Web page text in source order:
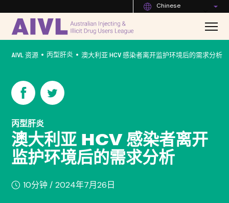
Chinese
AIVL 资源 • 丙型肝炎 • 澳大利亚 HCV 感染者离开监护环境后的需求分析
丙型肝炎
澳大利亚 HCV 感染者离开
监护环境后的需求分析
10分钟 / 2024年7月26日